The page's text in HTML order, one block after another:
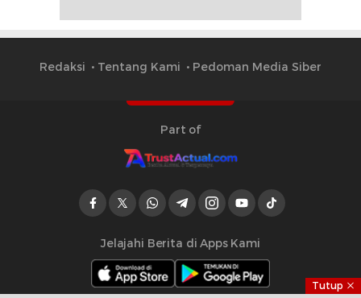
Redaksi Tentang Kami Pedoman Media Siber
Part of
Jelajahi Berita di Apps Kami
Tutup